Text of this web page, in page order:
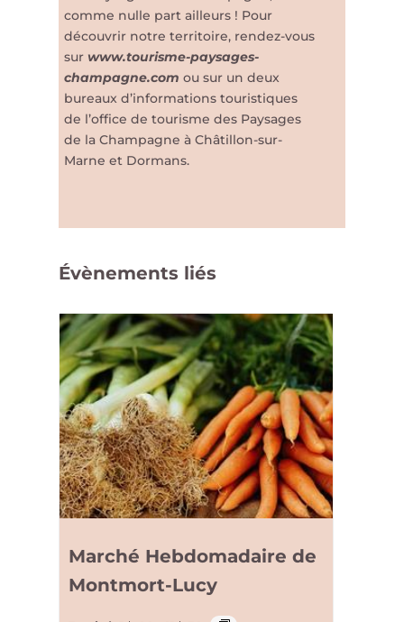
comme nulle part ailleurs ! Pour
découvrir notre territoire, rendez-vous
sur www.tourisme-paysages-
champagne.com ou sur un deux
bureaux d’informations touristiques
de l’office de tourisme des Paysages
de la Champagne à Châtillon-sur-
Marne et Dormans.
Évènements liés
Marché Hebdomadaire de
Montmort-Lucy